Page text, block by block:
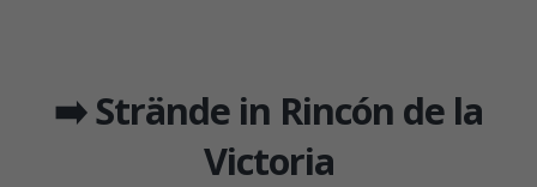
➡️ Strände in Rincón de la
Victoria